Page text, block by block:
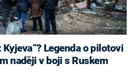
naději v boji s Ruskem